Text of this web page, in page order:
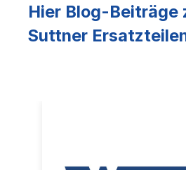
Hier Blog-Beiträge
Suttner